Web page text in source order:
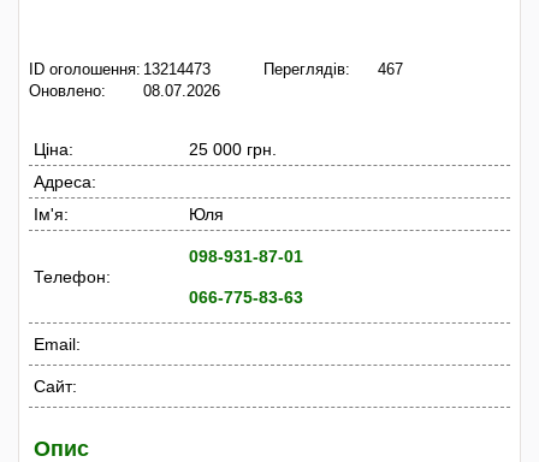
ID оголошення: 13214473
Оновлено:
08.07.2026
Переглядів: 467
Ціна:
25 000 грн.
Адреса:
Ім'я:
Юля
Телефон:
098-931-87-01
066-775-83-63
Email:
Сайт:
Опис